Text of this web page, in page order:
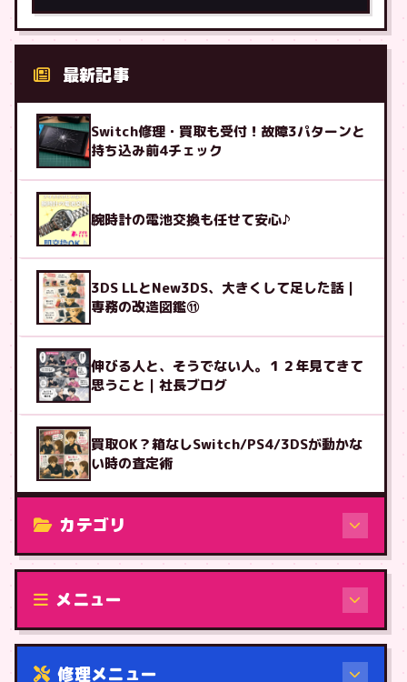
最新記事
Switch修理・買取も受付！故障3パターンと
持ち込み前4チェック
腕時計の電池交換も任せて安心♪
3DS LLとNew3DS、大きくして足した話｜
専務の改造図鑑⑪
伸びる人と、そうでない人。１２年見てきて
思うこと｜社長ブログ
買取OK？箱なしSwitch/PS4/3DSが動かな
い時の査定術
カテゴリ
修理（機種から）
メニュー
修理メニュー